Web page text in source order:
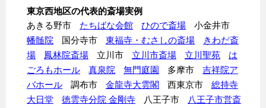
東京西地区の代表的斎場実例
あきる野市
たちばな会館 ひので斎場
小金井市
幡髄院
国分寺市 東福寺・むさしの斎場
きわだ斎
場
鳳林院斎場 立川市 立川市斎場 立川聖苑
は
ごろもホール
真泉院 無門庭園 多摩市
吉祥院ア
バホール
調布市 金龍寺大雲閣 西東京市
総持寺
大日堂
徳雲寺分院 金剛寺 八王子市
八王子市営斎